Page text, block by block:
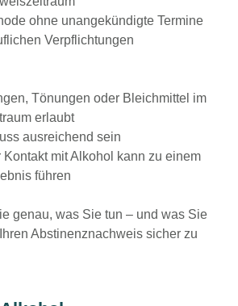
ohne unangekündigte Termine
Verpflichtungen
Tönungen oder Bleichmittel im
erlaubt
ausreichend sein
Kontakt mit Alkohol kann zu einem
führen
genau, was Sie tun – und was Sie
Abstinenznachweis sicher zu